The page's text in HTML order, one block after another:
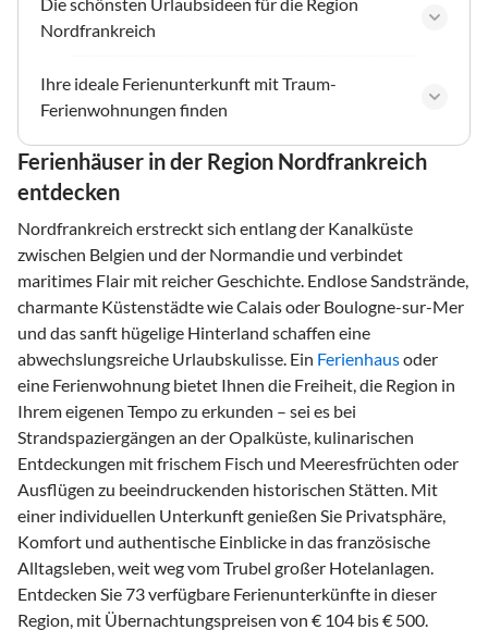
Nordfrankreich
Ihre ideale Ferienunterkunft mit Traum-
Ferienwohnungen finden
Ferienhäuser in der Region Nordfrankreich
entdecken
Nordfrankreich erstreckt sich entlang der Kanalküste
zwischen Belgien und der Normandie und verbindet
maritimes Flair mit reicher Geschichte. Endlose Sandstrände,
charmante Küstenstädte wie Calais oder Boulogne-sur-Mer
und das sanft hügelige Hinterland schaffen eine
abwechslungsreiche Urlaubskulisse. Ein Ferienhausoder
eine Ferienwohnung bietet Ihnen die Freiheit, die Region in
Ihrem eigenen Tempo zu erkunden – sei es bei
Strandspaziergängen an der Opalküste, kulinarischen
Entdeckungen mit frischem Fisch und Meeresfrüchten oder
Ausflügen zu beeindruckenden historischen Stätten. Mit
einer individuellen Unterkunft genießen Sie Privatsphäre,
Komfort und authentische Einblicke in das französische
Alltagsleben, weit weg vom Trubel großer Hotelanlagen.
Entdecken Sie 73 verfügbare Ferienunterkünfte in dieser
Region, mit Übernachtungspreisen von € 104 bis € 500.